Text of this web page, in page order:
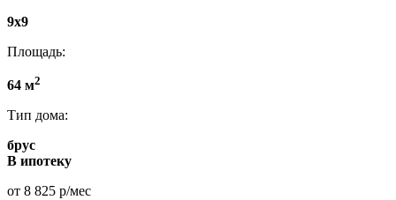
9x9
Площадь:
64 м2
Тип дома:
брус
В ипотеку
от 8 825 р/мес